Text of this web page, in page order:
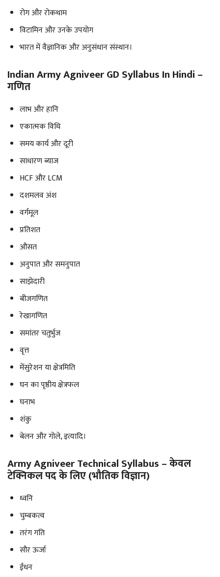
रोग और रोकथाम
विटामिन और उनके उपयोग
भारत में वैज्ञानिक और अनुसंधान संस्थान।
Indian Army Agniveer GD Syllabus In Hindi –
गणित
लाभ और हानि
एकात्मक विधि
समय कार्य और दूरी
साधारण ब्याज
HCF और LCM
दशमलव अंश
वर्गमूल
प्रतिशत
औसत
अनुपात और समनुपात
साझेदारी
बीजगणित
रेखागणित
समांतर चतुर्भुज
वृत्त
मेंसुरेशन या क्षेत्रमिति
घन का पृष्ठीय क्षेत्रफल
घनाभ
शंकु
बेलन और गोले, इत्यादि।
Army Agniveer Technical Syllabus – केवल
टेक्निकल पद के लिए (भौतिक विज्ञान)
ध्वनि
चुम्बकत्व
तरंग गति
सौर ऊर्जा
ईंधन